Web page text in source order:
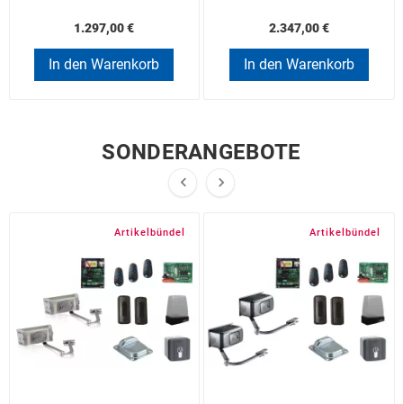
1.297,00 €
In den Warenkorb
2.347,00 €
In den Warenkorb
SONDERANGEBOTE
 
Artikelbündel Artikelbündel